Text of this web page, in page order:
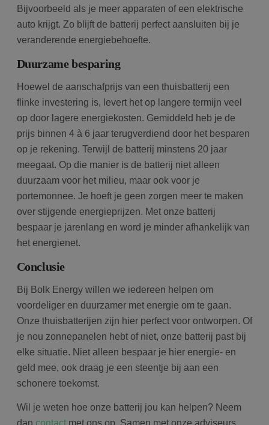
Bijvoorbeeld als je meer apparaten of een elektrische
auto krijgt. Zo blijft de batterij perfect aansluiten bij je
veranderende energiebehoefte.
Duurzame besparing
Hoewel de aanschafprijs van een thuisbatterij een
flinke investering is, levert het op langere termijn veel
op door lagere energiekosten. Gemiddeld heb je de
prijs binnen 4 à 6 jaar terugverdiend door het besparen
op je rekening. Terwijl de batterij minstens 20 jaar
meegaat. Op die manier is de batterij niet alleen
duurzaam voor het milieu, maar ook voor je
portemonnee. Je hoeft je geen zorgen meer te maken
over stijgende energieprijzen. Met onze batterij
bespaar je jarenlang en word je minder afhankelijk van
het energienet.
Conclusie
Bij Bolk Energy willen we iedereen helpen om
voordeliger en duurzamer met energie om te gaan.
Onze thuisbatterijen zijn hier perfect voor ontworpen. Of
je nou zonnepanelen hebt of niet, onze batterij past bij
elke situatie. Niet alleen bespaar je hier energie- en
geld mee, ook draag je een steentje bij aan een
schonere toekomst.
Wil je weten hoe onze batterij jou kan helpen? Neem
dan contactmet ons op. Samen met onze adviseurs